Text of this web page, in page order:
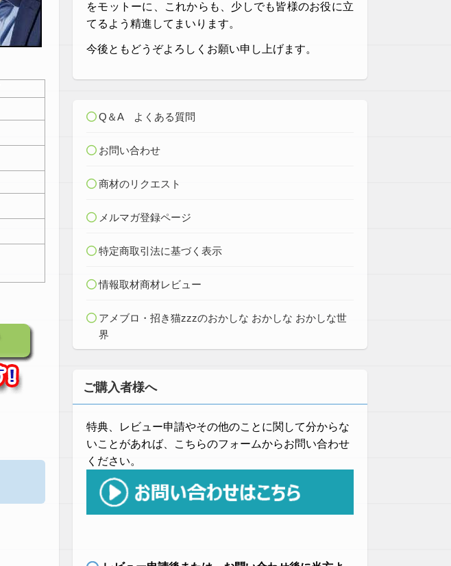
をモットーに、これからも、少しでも皆様のお役に立
てるよう精進してまいります。
今後ともどうぞよろしくお願い申し上げます。
Q＆A よくある質問
お問い合わせ
商材のリクエスト
メルマガ登録ページ
特定商取引法に基づく表示
情報取材商材レビュー
アメブロ・招き猫zzzのおかしな おかしな おかしな世
界
ご購入者様へ
特典、レビュー申請やその他のことに関して分からな
いことがあれば、こちらのフォームからお問い合わせ
ください。